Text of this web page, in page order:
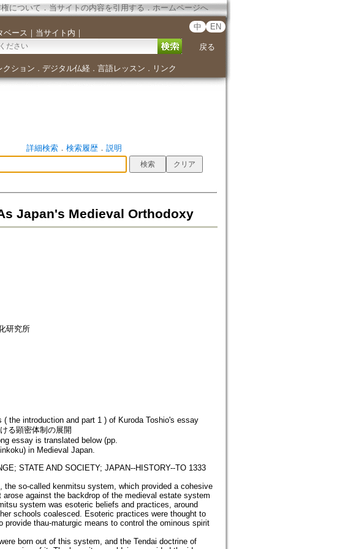
について．当サイトの内容を引用する ． ホームページへ
ベース ｜ 当サイト内 ｜
中 EN
戻る
クション ． デジタル仏経． 言語レッスン ． リンク
詳細検索． 検索履歴． 説明
Japan's Medieval Orthodoxy
研究所
the introduction and part 1 ) of Kuroda Toshio's essay
る顕密体制の展開
essay is translated below (pp.
in Medieval Japan.
STATE AND SOCIETY; JAPAN--HISTORY--TO 1333
so-called kenmitsu system, which provided a cohesive
against the backdrop of the medieval estate system
system was esoteric beliefs and practices, around
schools coalesced. Esoteric practices were thought to
thau-maturgic means to control the ominous spirit
born out of this system, and the Tendai doctrine of